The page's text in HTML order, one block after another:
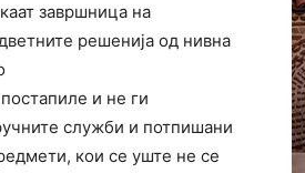
завршница на
решенија од нивна
и не ги
служби и потпишани
кои се уште не се